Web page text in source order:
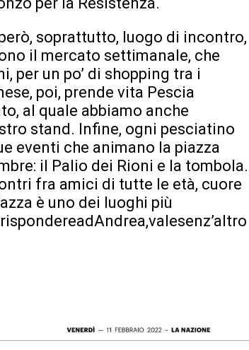
soprattutto, luogo di incontro,
il mercato settimanale, che
per un po’ di shopping tra i
poi, prende vita Pescia
al quale abbiamo anche
stand. Infine, ogni pesciatino
eventi che animano la piazza
il Palio dei Rioni e la tombola.
fra amici di tutte le età, cuore
è uno dei luoghi più